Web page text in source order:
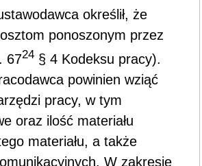
określił, że
ponoszonym przez
6724 § 4 Kodeksu pracy).
powinien wziąć
pracy, w tym
oraz ilość materiału
materiału, a także
W zakresie